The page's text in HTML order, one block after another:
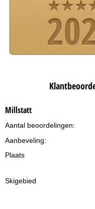
Millstatt
Aantal beoordelingen:
Aanbeveling:
Plaats
Skigebied